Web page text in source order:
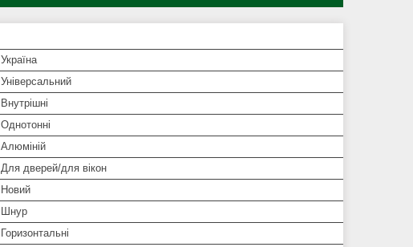
Україна
Універсальний
Внутрішні
Однотонні
Алюміній
Для дверей/для вікон
Новий
Шнур
Горизонтальні